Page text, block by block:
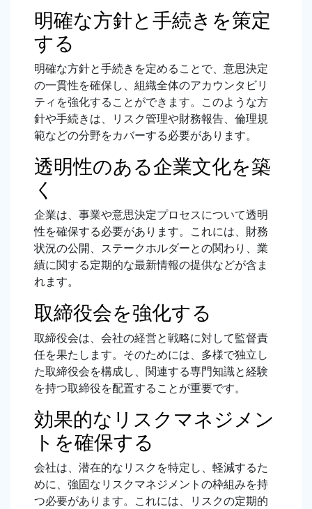
明確な方針と手続きを策定
する
明確な方針と手続きを定めることで、意思決定
の一貫性を確保し、組織全体のアカウンタビリ
ティを強化することができます。このような方
針や手続きは、リスク管理や財務報告、倫理規
範などの分野をカバーする必要があります。
透明性のある企業文化を築
く
企業は、事業や意思決定プロセスについて透明
性を確保する必要があります。これには、財務
状況の公開、ステークホルダーとの関わり、業
績に関する定期的な最新情報の提供などが含ま
れます。
取締役会を強化する
取締役会は、会社の経営と戦略に対して監督責
任を果たします。そのためには、多様で独立し
た取締役会を構成し、関連する専門知識と経験
を持つ取締役を配置することが重要です。
効果的なリスクマネジメン
トを確保する
会社は、潜在的なリスクを特定し、軽減するた
めに、強固なリスクマネジメントの枠組みを持
つ必要があります。これには、リスクの定期的